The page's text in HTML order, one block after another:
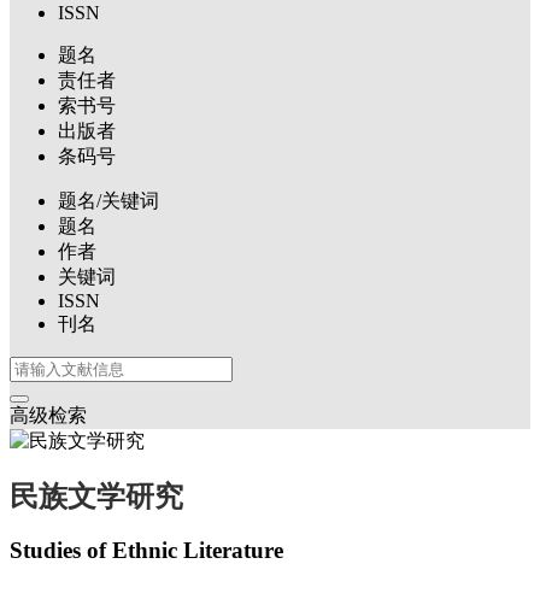
ISSN
题名
责任者
索书号
出版者
条码号
题名/关键词
题名
作者
关键词
ISSN
刊名
高级检索
民族文学研究
Studies of Ethnic Literature